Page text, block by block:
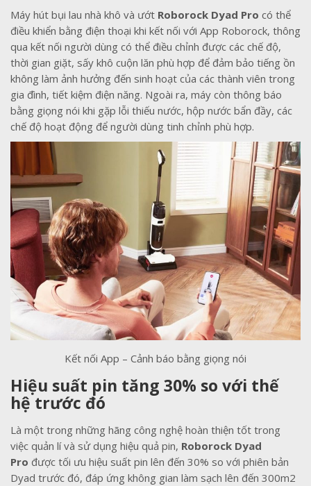
Máy hút bụi lau nhà khô và ướt Roborock Dyad Pro có thể
điều khiển bằng điện thoại khi kết nối với App Roborock, thông
qua kết nối người dùng có thể điều chỉnh được các chế độ,
thời gian giặt, sấy khô cuộn lăn phù hợp để đảm bảo tiếng ồn
không làm ảnh hưởng đến sinh hoạt của các thành viên trong
gia đình, tiết kiệm điện năng. Ngoài ra, máy còn thông báo
bằng giọng nói khi gặp lỗi thiếu nước, hộp nước bẩn đầy, các
chế độ hoạt động để người dùng tinh chỉnh phù hợp.
Kết nối App – Cảnh báo bằng giọng nói
Hiệu suất pin tăng 30% so với thế
hệ trước đó
Là một trong những hãng công nghệ hoàn thiện tốt trong
việc quản lí và sử dụng hiệu quả pin, Roborock Dyad
Pro được tối ưu hiệu suất pin lên đến 30% so với phiên bản
Dyad trước đó, đáp ứng không gian làm sạch lên đến 300m2